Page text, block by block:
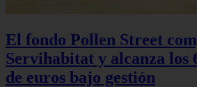
El fondo Pollen Street
Servihabitat y alcanza los
de euros bajo gestión